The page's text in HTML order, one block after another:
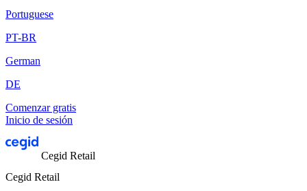
Portuguese
PT-BR
German
DE
Comenzar gratis
Inicio de sesión
Cegid Retail
Cegid Retail